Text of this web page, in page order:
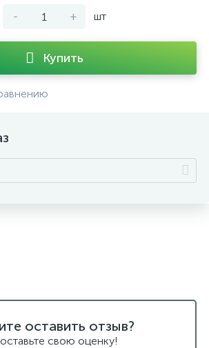
- + шт
Купить
оставить отзыв?
свою оценку!